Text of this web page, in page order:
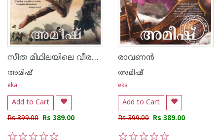
സീത മിഥിലയിലെ വീരനായിക
അമിഷ്
eka
Add to Cart
Rs 399.00 Rs 389.00
രാവണന്‍
അമിഷ്
eka
Add to Cart
Rs 399.00 Rs 389.00